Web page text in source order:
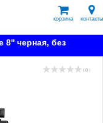
корзина контакты
8'' черная, без
( 0 )